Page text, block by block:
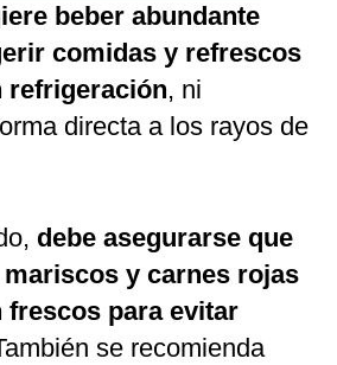
beber abundante
comidas y refrescos
refrigeración, ni
directa a los rayos de
debe asegurarse que
y carnes rojas
frescos para evitar
se recomienda